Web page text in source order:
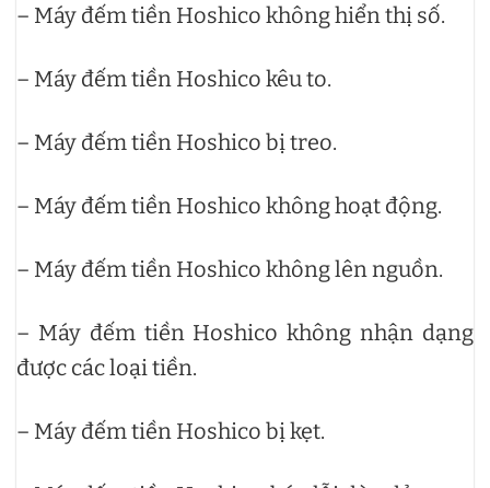
– Máy đếm tiền Hoshico không hiển thị số.
– Máy đếm tiền Hoshico kêu to.
– Máy đếm tiền Hoshico bị treo.
– Máy đếm tiền Hoshico không hoạt động.
– Máy đếm tiền Hoshico không lên nguồn.
– Máy đếm tiền Hoshico không nhận dạng
được các loại tiền.
– Máy đếm tiền Hoshico bị kẹt.